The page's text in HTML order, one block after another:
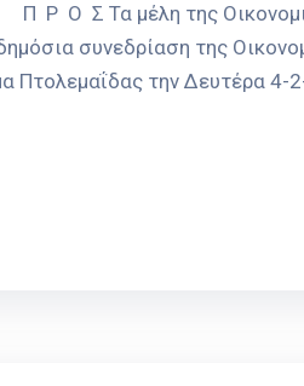
συνεδρίαση της
Πτολεμαΐδας την Δευτέρα 4-